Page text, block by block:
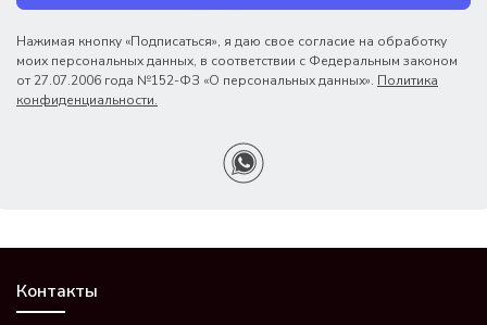
Нажимая кнопку «Подписаться», я даю свое согласие на обработку
моих персональных данных, в соответствии с Федеральным законом
от 27.07.2006 года №152-ФЗ «О персональных данных». Политика
конфиденциальности.
Контакты